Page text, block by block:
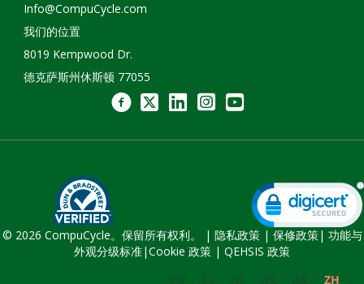
Info@CompuCycle.com
我们的位置
8019 Kempwood Dr.
德克萨斯州休斯顿 77055
© 2026 CompuCycle。保留所有权利。 | 隐私政策| 保修政策| 功能与
外观分级标准|Cookie 政策 | QEHSIS 政策
ZH